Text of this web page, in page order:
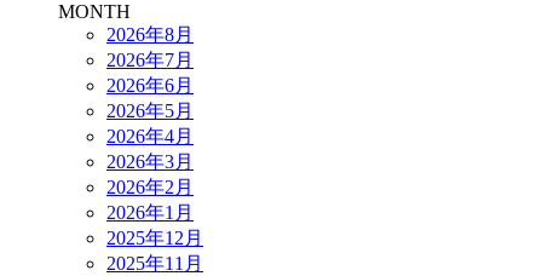
MONTH
2026年8月
2026年7月
2026年6月
2026年5月
2026年4月
2026年3月
2026年2月
2026年1月
2025年12月
2025年11月